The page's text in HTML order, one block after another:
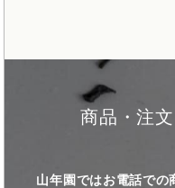
商品・注
山年園ではお電話での